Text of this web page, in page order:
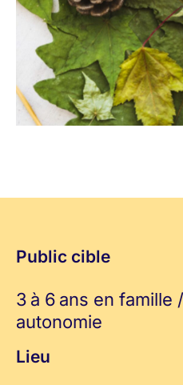
Public cible
3 à 6 ans en famille
autonomie
Lieu